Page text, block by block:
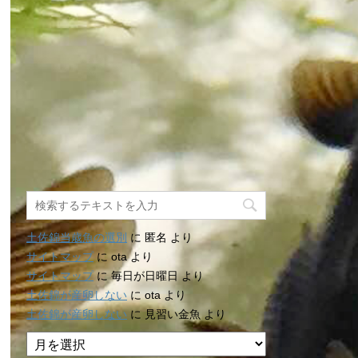
土佐錦当歳魚の選別 に 匿名 より
サイトマップに otaより
サイトマップに毎日が日曜日より
土佐錦が産卵しない に ota より
土佐錦が産卵しない に 見習い金魚 より
ア
ー